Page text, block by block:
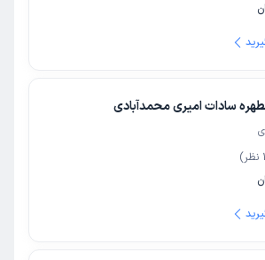
سادات امیری محمدآبادی
1 نظر)